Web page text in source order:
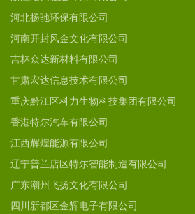
河北扬驰环保有限公司
河南开封风金文化有限公司
吉林众达新材料有限公司
甘肃宏达信息技术有限公司
重庆黔江区科力生物科技集团有限公司
香港特尔汽车有限公司
江西辉煌能源有限公司
辽宁普兰店区特尔智能制造有限公司
广东潮州飞扬文化有限公司
四川新都区金辉电子有限公司